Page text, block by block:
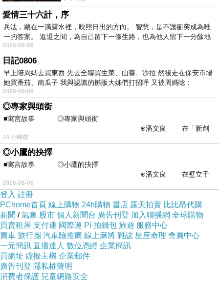
可以看到一整排彩繪的飛落的花雨與梅花斑點在牆面上相映成趣，趁著
入園前，可以先來這邊張照留念。
YA~~姐姐跟其它打擊的團員一起來合照囉。
愛情三十六計，序
兵法，藏在一滴露水裡，映照日出的方向。 智慧，是不讓衝突成為唯
一的答案。 進退之間，為自己留下一條生路，也為他人留下一分餘地
2026-08-06
日記0806
早上陪周媽去買東西 先去全聯買生菜、山葵、沙拉 然後走在保安市場
她買番茄、南瓜子 我與認識的攤販大姊們打招呼 又被周媽唸：
2026-08-06
◎專家與頭銜
■寓言故事 ◎專家與頭銜
⊕潘文良 在「新創
之谷」裡——
14 小時前
◎小鷹的抉擇
■寓言故事 ◎小鷹的抉擇
⊕潘文良 在壁立千
仞的懸崖上，有一座遮天蔽
2026-08-06
登入 註冊
PChome首頁 線上購物 24h購物 書店 露天拍賣 比比昂代購
新聞 /氣象 股市 個人新聞台 廣告刊登 加入聯播網 全球購物
買賣租屋 支付連 國際連 Pi 拍錢包 旅遊 服務中心
買車 旅行團 汽車險推薦 線上麻將 雜誌 星座命理 會員中心
一元簡訊 直播達人 數位憑證 企業簡訊
買網址 虛擬主機 企業郵件
廣告刊登 隱私權聲明
消費者保護 兒童網路安全